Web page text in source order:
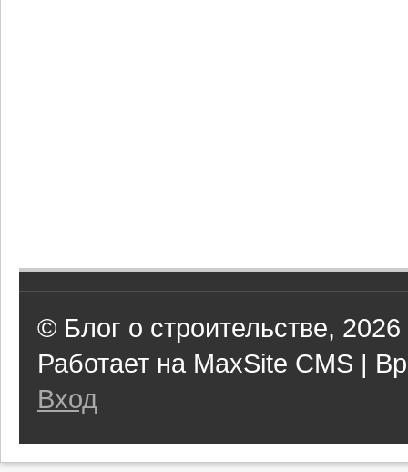
© Блог о строительстве, 2026
Работает на MaxSite CMS |
Вход